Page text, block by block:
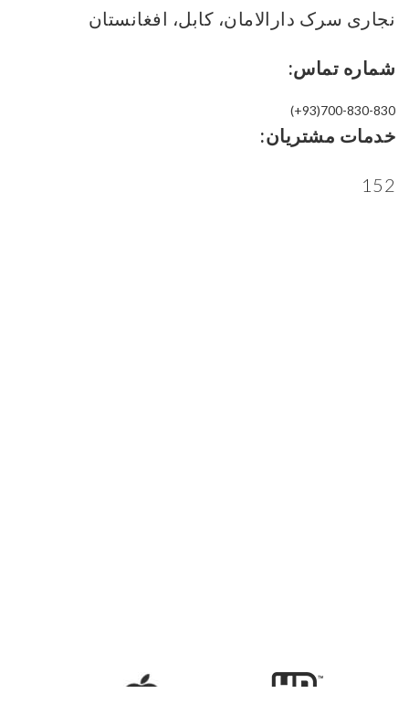
نجاری سرک دارالامان، کابل، افغانستان
شماره تماس:
(+93)700-830-830
خدمات مشتریان:
152